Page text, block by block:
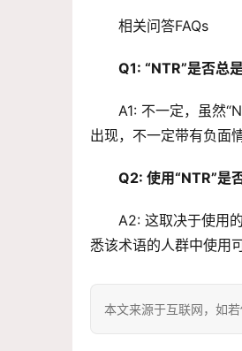
相关问答FAQs
Q1: “NTR”是否总
A1: 不一定，虽然
出现，不一定带有负面情
Q2: 使用“NTR”是
A2: 这取决于使用
悉该术语的人群中使用
本文来源于互联网，如